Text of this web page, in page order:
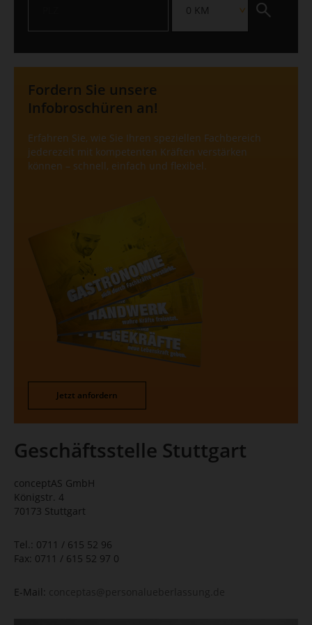
Fordern Sie unsere
Infobroschüren an!
Erfahren Sie, wie Sie Ihren speziellen Fachbereich
jederezeit mit kompetenten Kräften verstärken
können – schnell, einfach und flexibel.
Jetzt anfordern
Geschäftsstelle Stuttgart
conceptAS GmbH
Königstr. 4
70173 Stuttgart
Tel.: 0711 / 615 52 96
Fax: 0711 / 615 52 97 0
E-Mail:
Publishern verwendet, um personalisierte Werbung
anzuzeigen. Sie tun dies, indem sie Besucher über
Websites hinweg verfolgen.
Datenschutzerklärung Impressum
Publishern verwendet, um personalisierte Werbung
anzuzeigen. Sie tun dies, indem sie Besucher über
Websites hinweg verfolgen.
Datenschutzerklärung Impressum